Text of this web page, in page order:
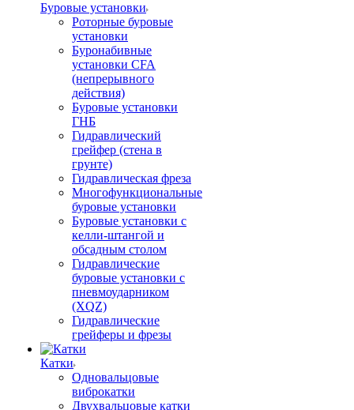
Буровые установки
Роторные буровые
установки
Буронабивные
установки CFA
(непрерывного
действия)
Буровые установки
ГНБ
Гидравлический
грейфер (стена в
грунте)
Гидравлическая фреза
Многофункциональные
буровые установки
Буровые установки с
келли-штангой и
обсадным столом
Гидравлические
буровые установки с
пневмоударником
(XQZ)
Гидравлические
грейферы и фрезы
Катки
Одновальцовые
виброкатки
Двухвальцовые катки